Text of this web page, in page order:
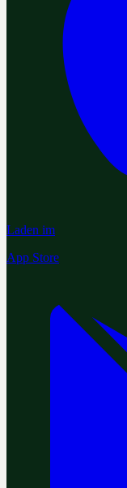
Laden im
App Store